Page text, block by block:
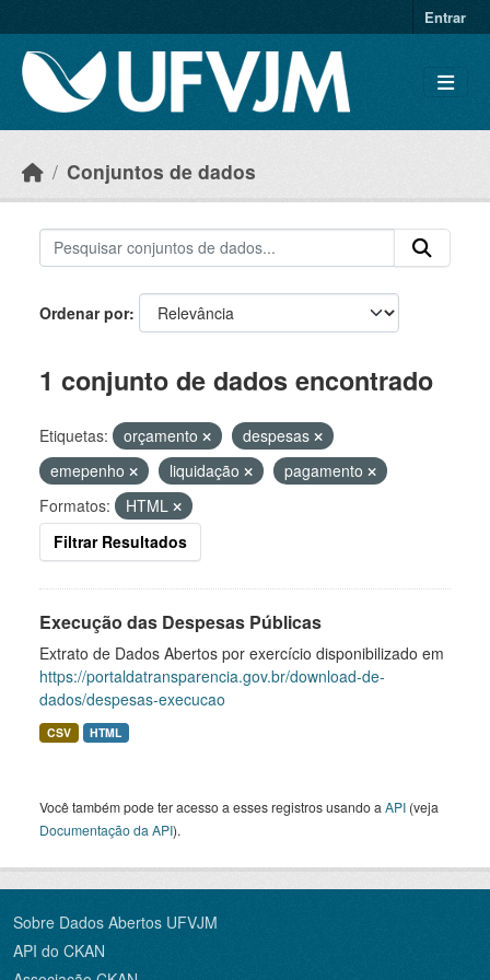
Entrar
Conjuntos de dados
Ordenar por
1 conjunto de dados encontrado
Etiquetas: orçamento
despesas
emepenho
liquidação
pagamento
Formatos:
HTML
Filtrar Resultados
Execução das Despesas Públicas
Extrato de Dados Abertos por exercício disponibilizado em
https://portaldatransparencia.gov.br/download-de-
dados/despesas-execucao
CSV HTML
Você também pode ter acesso a esses registros usando a API (veja
Documentação da API).
Sobre Dados Abertos UFVJM
API do CKAN